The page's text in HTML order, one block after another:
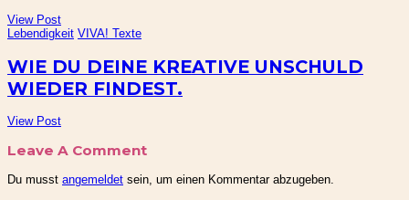
View Post
Lebendigkeit VIVA! Texte
WIE DU DEINE KREATIVE UNSCHULD
WIEDER FINDEST.
View Post
Leave A Comment
Du musst angemeldet sein, um einen Kommentar abzugeben.